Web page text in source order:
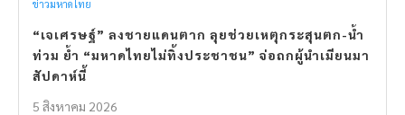
ข่าวมหาดไทย
“เจเศรษฐ์” ลงชายแดนตาก ลุยช่วยเหตุกระสุนตก-น้ำ
ท่วม ย้ำ “มหาดไทยไม่ทิ้งประชาชน” จ่อถกผู้นำเมียนมา
สัปดาห์นี้
5 สิงหาคม 2026